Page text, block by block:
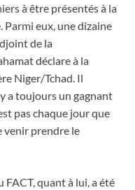
à être présentés à la
eux, une dizaine
de la
déclare à la
Niger/Tchad. Il
a toujours un gagnant
pas chaque jour que
venir prendre le
quant à lui, a été